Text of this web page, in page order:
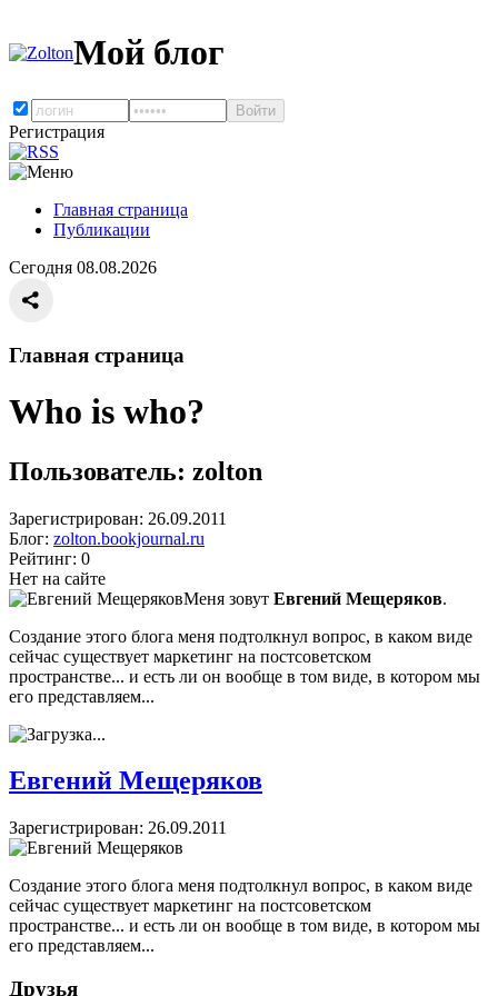
Мой блог
Регистрация
Главная страница
Публикации
Сегодня 08.08.2026
Главная страница
Who is who?
Пользователь: zolton
Зарегистрирован: 26.09.2011
Блог: zolton.bookjournal.ru
Рейтинг: 0
Нет на сайте
Меня зовут Евгений Мещеряков.
Создание этого блога меня подтолкнул вопрос, в каком виде
сейчас существует маркетинг на постсоветском
пространстве... и есть ли он вообще в том виде, в котором мы
его представляем...
Евгений Мещеряков
Зарегистрирован: 26.09.2011
Создание этого блога меня подтолкнул вопрос, в каком виде
сейчас существует маркетинг на постсоветском
пространстве... и есть ли он вообще в том виде, в котором мы
его представляем...
Друзья